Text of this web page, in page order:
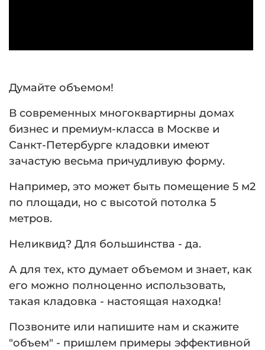
Думайте объемом!
В современных многоквартирны домах
бизнес и премиум-класса в Москве и
Санкт-Петербурге кладовки имеют
зачастую весьма причудливую форму.
Например, это может быть помещение 5 м2
по площади, но с высотой потолка 5
метров.
Неликвид? Для большинства - да.
А для тех, кто думает объемом и знает, как
его можно полноценно использовать,
такая кладовка - настоящая находка!
Позвоните или напишите нам и скажите
"объем" - пришлем примеры эффективной